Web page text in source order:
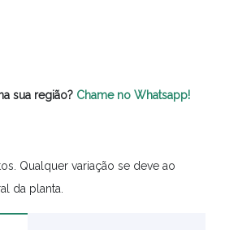
sua região? Chame no Whatsapp!
Qualquer variação se deve ao
da planta.